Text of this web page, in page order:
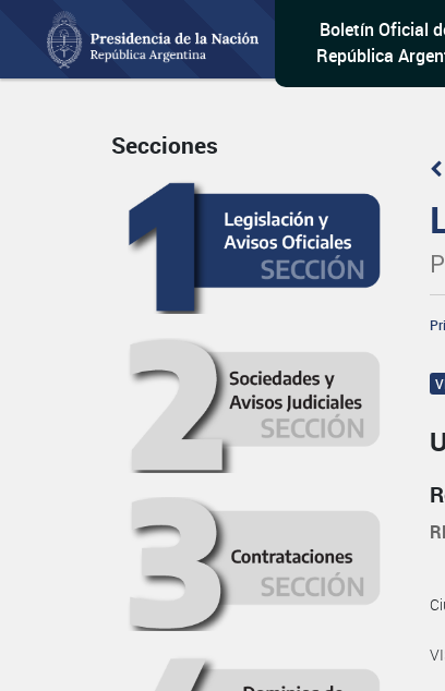
Boletín Oficial
República
Secciones